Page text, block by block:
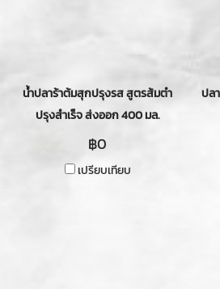
น้ำปลาร้าต้มสุกปรุงรส สูตรส้มตำ
ปรุงสำเร็จ ส่งออก 400 มล.
฿0
เปรียบเทียบ
ปล